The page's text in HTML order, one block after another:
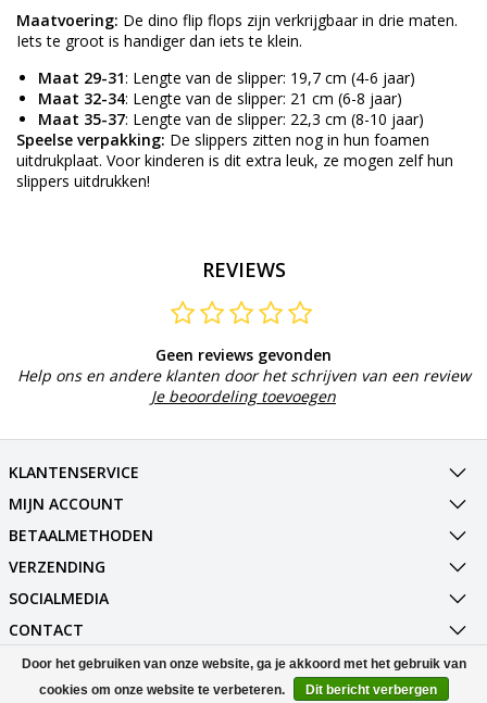
Maatvoering: De dino flip flops zijn verkrijgbaar in drie maten.
Iets te groot is handiger dan iets te klein.
Maat 29-31: Lengte van de slipper: 19,7 cm (4-6 jaar)
Maat 32-34: Lengte van de slipper: 21 cm (6-8 jaar)
Maat 35-37: Lengte van de slipper: 22,3 cm (8-10 jaar)
Speelse verpakking: De slippers zitten nog in hun foamen
uitdrukplaat. Voor kinderen is dit extra leuk, ze mogen zelf hun
slippers uitdrukken!
REVIEWS
Geen reviews gevonden
Help ons en andere klanten door het schrijven van een review
Je beoordeling toevoegen
KLANTENSERVICE
MIJN ACCOUNT
BETAALMETHODEN
VERZENDING
SOCIALMEDIA
CONTACT
© Copyright 2026 Best Deals Online BV Powered byLightspeed
Door het gebruiken van onze website, ga je akkoord met het gebruik van
cookies om onze website te verbeteren.
Dit bericht verbergen